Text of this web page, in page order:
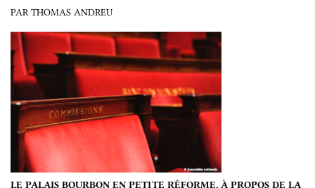
PAR THOMAS ANDREU
LE PALAIS BOURBON EN PETITE RÉFORME. À PROPOS DE LA